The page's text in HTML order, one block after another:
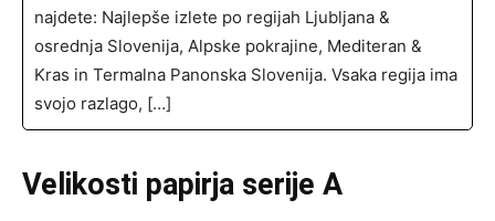
najdete: Najlepše izlete po regijah Ljubljana &
osrednja Slovenija, Alpske pokrajine, Mediteran &
Kras in Termalna Panonska Slovenija. Vsaka regija ima
svojo razlago, […]
Velikosti papirja serije A